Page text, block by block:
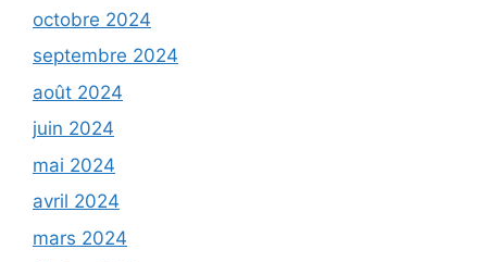
octobre 2024
septembre 2024
août 2024
juin 2024
mai 2024
avril 2024
mars 2024